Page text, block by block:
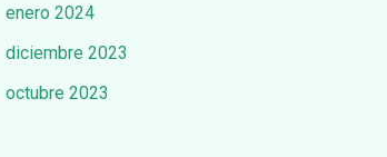
enero 2024
diciembre 2023
octubre 2023